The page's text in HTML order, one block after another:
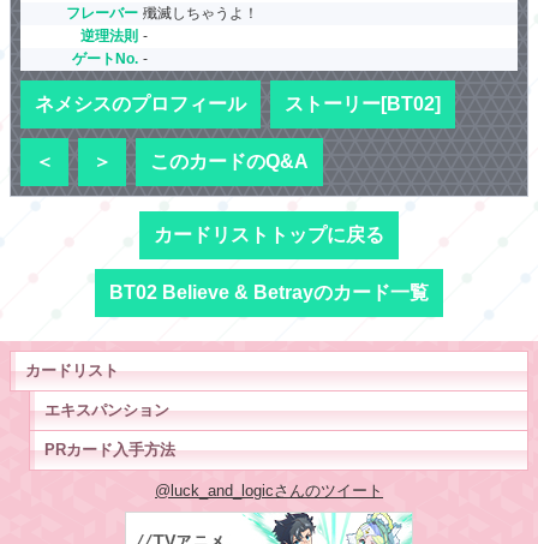
フレーバー 殲滅しちゃうよ！
逆理法則 -
ゲートNo. -
ネメシスのプロフィール ストーリー[BT02]
＜ ＞ このカードのQ&A
カードリストトップに戻る
BT02 Believe & Betrayのカード一覧
カードリスト
エキスパンション
PRカード入手方法
@luck_and_logicさんのツイート